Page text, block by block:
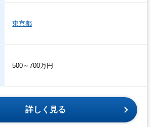
東京都
500～700万円
詳しく見る